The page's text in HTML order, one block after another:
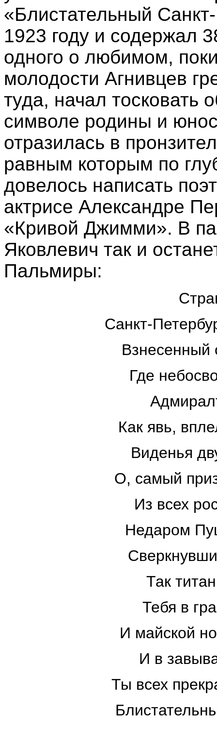
«Блистательный
1923 году и содержал
одного о любимом,
молодости Агнивцев
туда, начал тосковать
символе родины и
отразилась в
равным которым по
довелось написать
актрисе Александре
«Кривой Джимми». В
Яковлевич так и
Пальмиры:
Санкт-
Взнесенный
Где
Как явь,
Виденья
О, самый
Из всех
Недаром
Так
Тебя в
И майской
И в
Ты всех